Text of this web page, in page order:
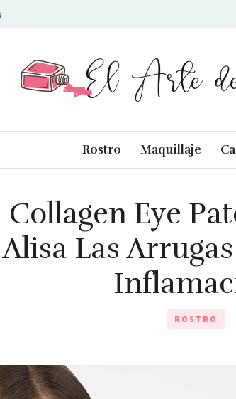
El Arte del Cuidado
Rostro Maquillaje
Eye
Las
ROSTRO